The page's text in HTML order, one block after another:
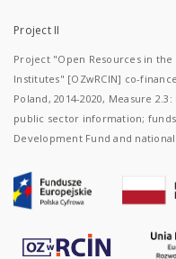
Project II
Project "Open Resources in
Institutes" [OZwRCIN] co-
Poland, 2014-2020, Measure
public sector information;
Development Fund and